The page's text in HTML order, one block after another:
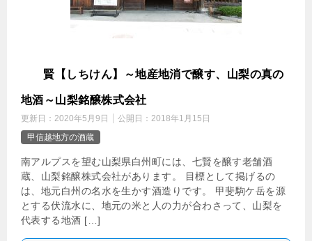
賢【しちけん】～地産地消で醸す、山梨の真の
地酒～山梨銘醸株式会社
更新日： 2020年5月9日 公開日： 2018年1月15日
甲信越地方の酒蔵
南アルプスを望む山梨県白州町には、七賢を醸す老舗酒
蔵、山梨銘醸株式会社があります。 目標として掲げるの
は、地元白州の名水を生かす酒造りです。 甲斐駒ケ岳を源
とする伏流水に、地元の米と人の力が合わさって、山梨を
代表する地酒 […]